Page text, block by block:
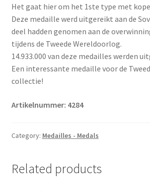
Het gaat hier om het 1ste type met
Deze medaille werd uitgereikt aan de
deel hadden genomen aan de
tijdens de Tweede Wereldoorlog.
14.933.000 van deze medailles werden
Een interessante medaille voor de
collectie!
Artikelnummer: 4284
Category: Medailles - Medals
Related products